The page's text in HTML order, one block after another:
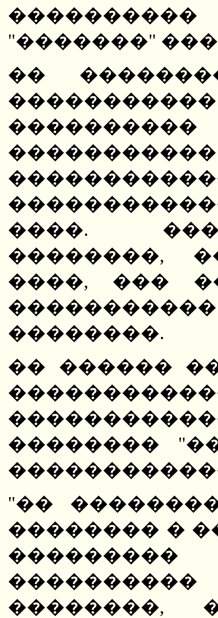
"�������"
��
����������
����.
��������,
����, ���
��������.
�� ������
��������
"��
�������� �
��������,